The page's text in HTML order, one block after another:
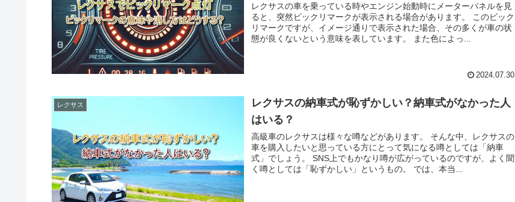
レクサスの車を乗っている時やエンジン始動時にメーターパネルを見
ると、突然ビックリマークが表示される場合があります。 このビック
リマークですが、イメージ通りで表示された場合、その多くが車の状
態が良くないという意味を表しています。 また色によっ...
2024.07.30
レクサス
レクサスの納車式が恥ずかしい？納車式がなかった人
はいる？
高級車のレクサスは様々な噂などがあります。 そんな中、レクサスの
車を購入したいと思っている方にとって気になる噂としては「納車
式」でしょう。 SNS上でもかなり噂が広がっているのですが、よく聞
く噂としては「恥ずかしい」というもの。 では、本当...